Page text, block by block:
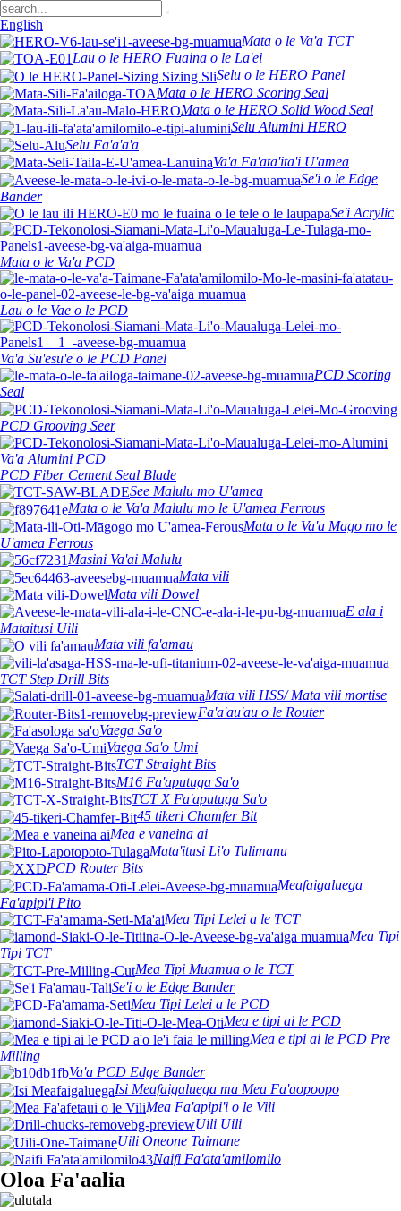
English
Mata o le Va'a TCT
Lau o le HERO Fuaina o le La'ei
Selu o le HERO Panel
Mata o le HERO Scoring Seal
Mata o le HERO Solid Wood Seal
Selu Alumini HERO
Selu Fa'a'a'a
Va'a Fa'ata'ita'i U'amea
Se'i o le Edge
Bander
Se'i Acrylic
Mata o le Va'a PCD
Lau o le Vae o le PCD
Va'a Su'esu'e o le PCD Panel
PCD Scoring
Seal
PCD Grooving Seer
Va'a Alumini PCD
PCD Fiber Cement Seal Blade
See Malulu mo U'amea
Mata o le Va'a Malulu mo le U'amea Ferrous
Mata o le Va'a Mago mo le
U'amea Ferrous
Masini Va'ai Malulu
Mata vili
Mata vili Dowel
E ala i
Mataitusi Uili
Mata vili fa'amau
TCT Step Drill Bits
Mata vili HSS/ Mata vili mortise
Fa'a'au'au o le Router
Vaega Sa'o
Vaega Sa'o Umi
TCT Straight Bits
M16 Fa'aputuga Sa'o
TCT X Fa'aputuga Sa'o
45 tikeri Chamfer Bit
Mea e vaneina ai
Mata'itusi Li'o Tulimanu
PCD Router Bits
Meafaigaluega
Fa'apipi'i Pito
Mea Tipi Lelei a le TCT
Mea Tipi
Tipi TCT
Mea Tipi Muamua o le TCT
Se'i o le Edge Bander
Mea Tipi Lelei a le PCD
Mea e tipi ai le PCD
Mea e tipi ai le PCD Pre
Milling
Va'a PCD Edge Bander
Isi Meafaigaluega ma Mea Fa'aopoopo
Mea Fa'apipi'i o le Vili
Uili Uili
Uili Oneone Taimane
Naifi Fa'ata'amilomilo
Oloa Fa'aalia